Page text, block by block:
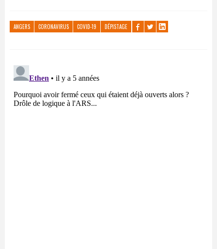
ANGERS CORONAVIRUS COVID-19 DÉPISTAGE